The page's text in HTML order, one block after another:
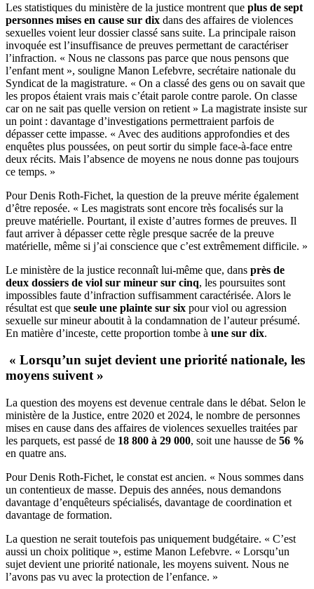
Les statistiques du ministère de la justice montrent que plus de sept
personnes mises en cause sur dix dans des affaires de violences
sexuelles voient leur dossier classé sans suite. La principale raison
invoquée est l’insuffisance de preuves permettant de caractériser
l’infraction. « Nous ne classons pas parce que nous pensons que
l’enfant ment », souligne Manon Lefebvre, secrétaire nationale du
Syndicat de la magistrature. « On a classé des gens ou on savait que
les propos étaient vrais mais c’était parole contre parole. On classe
car on ne sait pas quelle version on retient » La magistrate insiste sur
un point : davantage d’investigations permettraient parfois de
dépasser cette impasse. « Avec des auditions approfondies et des
enquêtes plus poussées, on peut sortir du simple face-à-face entre
deux récits. Mais l’absence de moyens ne nous donne pas toujours
ce temps. »
Pour Denis Roth-Fichet, la question de la preuve mérite également
d’être reposée. « Les magistrats sont encore très focalisés sur la
preuve matérielle. Pourtant, il existe d’autres formes de preuves. Il
faut arriver à dépasser cette règle presque sacrée de la preuve
matérielle, même si j’ai conscience que c’est extrêmement difficile. »
Le ministère de la justice reconnaît lui-même que, dans près de
deux dossiers de viol sur mineur sur cinq, les poursuites sont
impossibles faute d’infraction suffisamment caractérisée. Alors le
résultat est que seule une plainte sur six pour viol ou agression
sexuelle sur mineur aboutit à la condamnation de l’auteur présumé.
En matière d’inceste, cette proportion tombe à une sur dix.
« Lorsqu’un sujet devient une priorité nationale, les
moyens suivent »
La question des moyens est devenue centrale dans le débat. Selon le
ministère de la Justice, entre 2020 et 2024, le nombre de personnes
mises en cause dans des affaires de violences sexuelles traitées par
les parquets, est passé de 18 800 à 29 000, soit une hausse de 56 %
en quatre ans.
Pour Denis Roth-Fichet, le constat est ancien. « Nous sommes dans
un contentieux de masse. Depuis des années, nous demandons
davantage d’enquêteurs spécialisés, davantage de coordination et
davantage de formation.
La question ne serait toutefois pas uniquement budgétaire. « C’est
aussi un choix politique », estime Manon Lefebvre. « Lorsqu’un
sujet devient une priorité nationale, les moyens suivent. Nous ne
l’avons pas vu avec la protection de l’enfance. »